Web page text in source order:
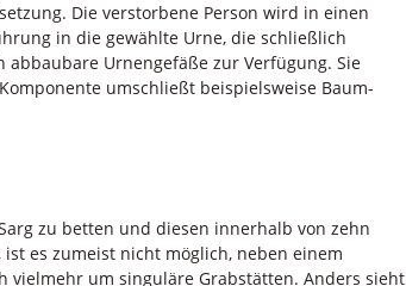
Die verstorbene Person wird in einen
in die gewählte Urne, die schließlich
Urnengefäße zur Verfügung. Sie
umschließt beispielsweise Baum-
zu betten und diesen innerhalb von zehn
es zumeist nicht möglich, neben einem
vielmehr um singuläre Grabstätten. Anders sieht